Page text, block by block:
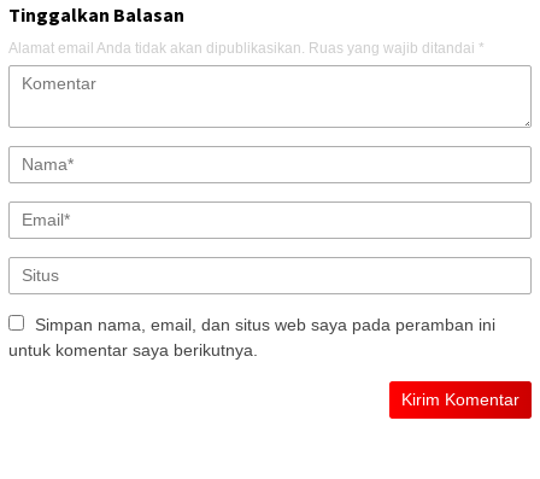
Tinggalkan Balasan
Alamat email Anda tidak akan dipublikasikan. Ruas yang wajib ditandai *
Simpan nama, email, dan situs web saya pada peramban ini
untuk komentar saya berikutnya.